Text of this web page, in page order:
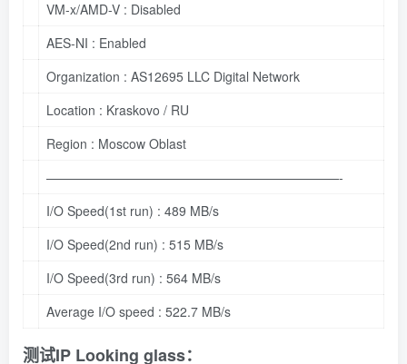
VM-x/AMD-V : Disabled
AES-NI : Enabled
Organization : AS12695 LLC Digital Network
Location : Kraskovo / RU
Region : Moscow Oblast
———————————————————————-
I/O Speed(1st run) : 489 MB/s
I/O Speed(2nd run) : 515 MB/s
I/O Speed(3rd run) : 564 MB/s
Average I/O speed : 522.7 MB/s
测试IP Looking glass：